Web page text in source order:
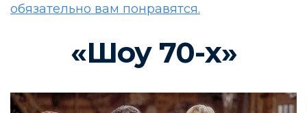
обязательно вам понравятся.
«Шоу 70-х»